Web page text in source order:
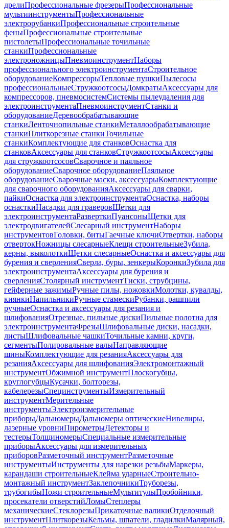
дрелиПрофессиональные фрезерыПрофессиональные
мультиинструментыПрофессиональные
электрорубанкиПрофессиональные строительные
феныПрофессиональные строительные
пистолетыПрофессиональные точильные
станкиПрофессиональные
электроножницыПневмоинструментНаборы
профессионального электроинструментаСтроительное
оборудованиеКомпрессорыТепловые пушкиПылесосы
профессиональныеСтружкоотсосыДомкратыАксессуары для
компрессоров, пневмосистемСистемы пылеудаления для
электроинструментаПневмоинструментСтанки и
оборудованиеДеревообрабатывающие
станкиЛенточнопильные станкиМеталлообрабатывающие
станкиПлиткорезные станкиТочильные
станкиКомплектующие для станковОснастка для
станковАксессуары для станковСтружкоотсосыАксессуары
для стружкоотсосовСварочное и паяльное
оборудованиеСварочное оборудованиеПаяльное
оборудованиеСварочные маски, аксессуарыКомплектующие
для сварочного оборудованияАксессуары для сварки,
пайкиОснастка для электроинструментаОснастка, наборы
оснасткиНасадки для граверовЩетки для
электроинструментаРазверткиПуансоныЩетки для
электродвигателейСлесарный инструментНаборы
инструментовГоловки, битыГаечные ключиОтвертки, наборы
отвертокНожницы слесарныеКлещи строительныеЗубила,
керны, выколоткиЩетки слесарныеОснастка и аксессуары для
бурения и сверленияСверла, буры, зенкерыКоронкиЗубила для
электроинструментаАксессуары для бурения и
сверленияСтолярный инструментТиски, струбцины,
гейферные зажимыРучные пилы, ножовкиМолотки, кувалды,
киянкиНапильникиРучные стамескиРубанки, рашпили
ручныеОснастка и аксессуары для резания и
шлифованияОтрезные, пильные дискиПильные полотна для
электроинструментаФрезыШлифовальные диски, насадки,
листыШлифовальные чашкиТочильные камни, круги,
сегментыПолировальные валыНаправляющие
шиныКомплектующие для резанияАксессуары для
резанияАксессуары для шлифованияЭлектромонтажный
инструментОбжимной инструментПлоскогубцы,
круглогубцыКусачки, болторезы,
кабелерезыСпецинструментыИзмерительный
инструментМерительные
инструментыЭлектроизмерительные
приборыДальномерыДальномеры оптическиеНивелиры,
лазерные уровниПирометрыДетекторы и
тестерыТолщиномерыСпециальные измерительные
приборыАксессуары для измерительных
приборовРазметочный инструментРазметочные
инструментыИнструменты для нарезки резьбыМаркеры,
карандаши строительныеКлейма ударныеСтроительно-
монтажный инструментЗаклепочникиТруборезы,
трубогибыНожи строительныеМультитулыПробойники,
просекатели отверстийЛомыСтеплеры
механическиеСтеклорезыПрикаточные валикиОтделочный
инструментПлиткорезыКельмы, шпатели, гладилкиМалярный,